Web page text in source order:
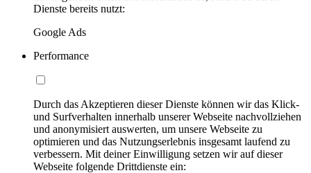
Dienste bereits nutzt:
Google Ads
Performance
Durch das Akzeptieren dieser Dienste können wir das Klick-
und Surfverhalten innerhalb unserer Webseite nachvollziehen
und anonymisiert auswerten, um unsere Webseite zu
optimieren und das Nutzungserlebnis insgesamt laufend zu
verbessern. Mit deiner Einwilligung setzen wir auf dieser
Webseite folgende Drittdienste ein: